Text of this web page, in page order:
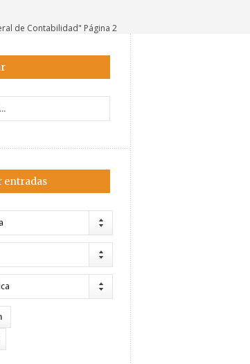
de Contabilidad" Página 2
entradas